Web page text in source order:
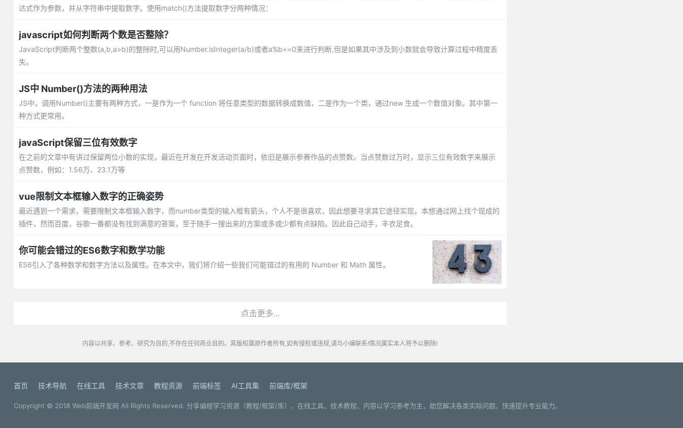
达式作为参数，并从字符串中提取数字。使用match()方法提取数字分两种情况：
javascript如何判断两个数是否整除？
JavaScript判断两个整数(a,b,a>b)的整除时,可以用Number.isInteger(a/b)或者a%b==0来进行判断,但是如果其中涉及到小数就会导致计算过程中精度丢
失。
JS中 Number()方法的两种用法
JS中，调用Number()主要有两种方式，一是作为一个 function 将任意类型的数据转换成数值，二是作为一个类，通过new 生成一个数值对象。其中第一
种方式更常用。
javaScript保留三位有效数字
在之前的文章中有讲过保留两位小数的实现，最近在开发在开发活动页面时，依旧是展示参赛作品的点赞数。当点赞数过万时，显示三位有效数字来展示
点赞数，例如：1.56万、23.1万等
vue限制文本框输入数字的正确姿势
最近遇到一个需求，需要限制文本框输入数字，而number类型的输入框有箭头，个人不是很喜欢，因此想要寻求其它途径实现。本想通过网上找个现成的
插件，然而百度，谷歌一番都没有找到满意的答案，至于随手一搜出来的方案或多或少都有点缺陷。因此自己动手，丰衣足食。
你可能会错过的ES6数字和数学功能
ES6引入了各种数学和数字方法以及属性。在本文中，我们将介绍一些我们可能错过的有用的 Number 和 Math 属性。
点击更多...
内容以共享、参考、研究为目的,不存在任何商业目的。其版权属原作者所有,如有侵权或违规,请与小编联系!情况属实本人将予以删除!
首页 技术导航 在线工具 技术文章 教程资源 前端标签 AI工具集 前端库/框架
Copyright © 2018 Web前端开发网 All Rights Reserved. 分享编程学习资源（教程/框架/库）、在线工具、技术教程、内容以学习参考为主，助您解决各类实际问题，快速提升专业能力。